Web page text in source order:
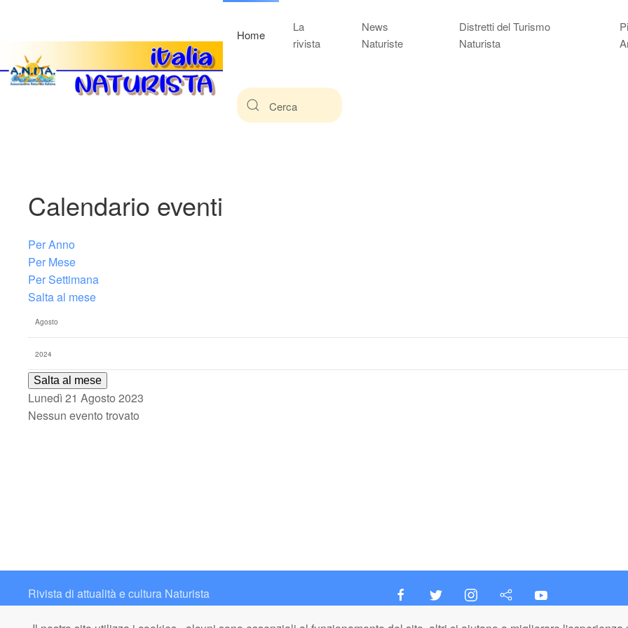
Home
La
rivista
News
Naturiste
Distretti del Turismo
Naturista
Calendario eventi
Per Anno
Per Mese
Per Settimana
Salta al mese
Salta al mese
Lunedì 21 Agosto 2023
Nessun evento trovato
Rivista di attualità e cultura Naturista
Contatto: redazione@italianaturista.it